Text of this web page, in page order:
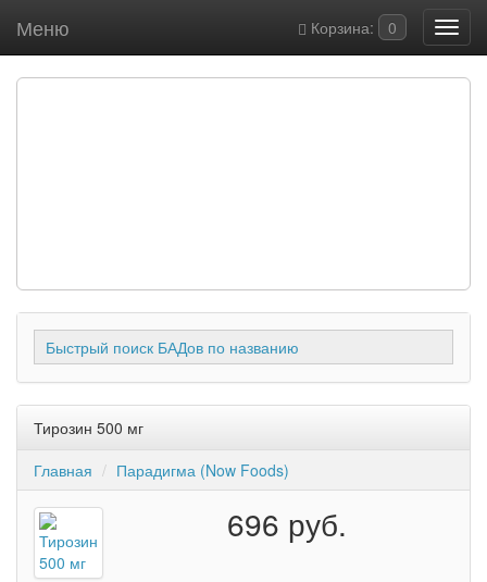
Корзина: 0
Меню
Быстрый поиск БАДов по названию
Тирозин 500 мг
Главная
Парадигма (Now Foods)
696 руб.